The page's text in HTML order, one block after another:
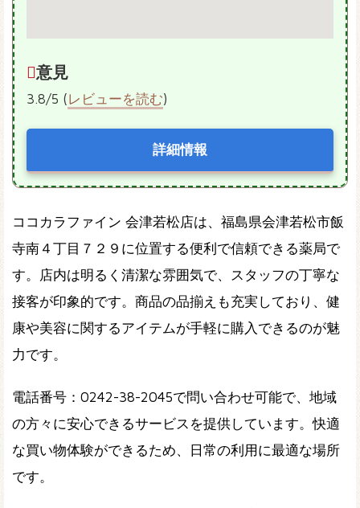
意見
3.8/5 (レビューを読む)
詳細情報
ココカラファイン 会津若松店は、福島県会津若松市飯
寺南４丁目７２９に位置する便利で信頼できる薬局で
す。店内は明るく清潔な雰囲気で、スタッフの丁寧な
接客が印象的です。商品の品揃えも充実しており、健
康や美容に関するアイテムが手軽に購入できるのが魅
力です。
電話番号：0242-38-2045で問い合わせ可能で、地域
の方々に安心できるサービスを提供しています。快適
な買い物体験ができるため、日常の利用に最適な場所
です。